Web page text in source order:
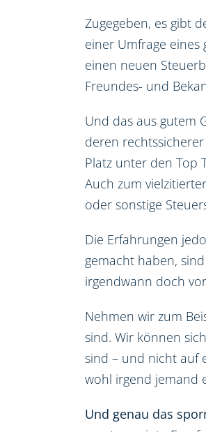
Zugegeben, es gibt
einer Umfrage
einen neuen
Freundes- und
Und das aus gutem
deren
Platz unter den Top
Auch zum
oder sonstige
Die Erfahrungen
gemacht haben,
irgendwann doch
Nehmen wir zum
sind. Wir können
sind – und nicht auf
wohl irgend jemand
Und genau das